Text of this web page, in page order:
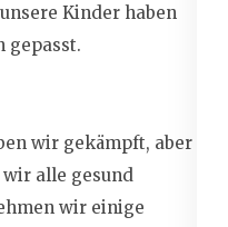
Kinder haben
gepasst.
wir gekämpft, aber
alle gesund
wir einige